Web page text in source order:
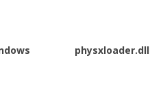
physxloader.dll